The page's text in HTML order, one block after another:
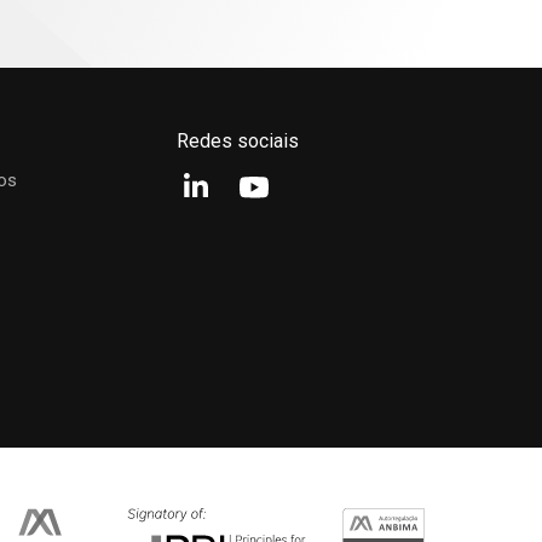
Redes sociais